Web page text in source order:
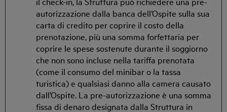
autorizzazione dalla banca dell’Ospite sulla sua
carta di credito per coprire il costo della
prenotazione, più una somma forfettaria per
coprire le spese sostenute durante il soggiorno
che non sono incluse nella tariffa prenotata
(come il consumo del minibar o la tassa
turistica) e qualsiasi danno alla camera causato
dall’Ospite. La pre-autorizzazione è una somma
fissa di denaro designata dalla Struttura in